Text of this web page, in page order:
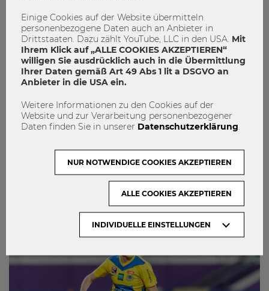
E&I Touchdown 2026: Studierende
pitchen Geschäftsmodelle vor
Einige Cookies auf der Website übermitteln
personenbezogene Daten auch an Anbieter in
Drittstaaten. Dazu zählt YouTube, LLC in den USA. Mit
Ihrem Klick auf „ALLE COOKIES AKZEPTIEREN“
willigen Sie ausdrücklich auch in die Übermittlung
Ihrer Daten gemäß Art 49 Abs 1 lit a DSGVO an
Anbieter in die USA ein.
Weitere Informationen zu den Cookies auf der
Website und zur Verarbeitung personenbezogener
Daten finden Sie in unserer Datenschutzerklärung
INDIVIDUELLE EINSTELLUNGEN
NUR NOTWENDIGE COOKIES AKZEPTIEREN
ALLE COOKIES AKZEPTIEREN